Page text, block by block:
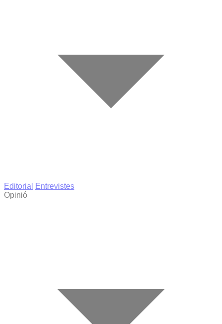
Editorial
Entrevistes
Opinió